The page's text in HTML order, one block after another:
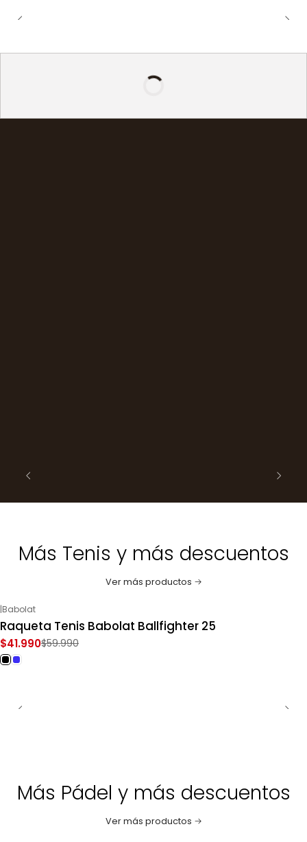
Más Tenis y más descuentos
Ver más productos
-30%OFF
|Babolat
Raqueta Tenis Babolat Ballfighter 25
$41.990$59.990
Más Pádel y más descuentos
Ver más productos